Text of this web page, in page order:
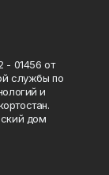
- 01456 от
службы по
и
дом